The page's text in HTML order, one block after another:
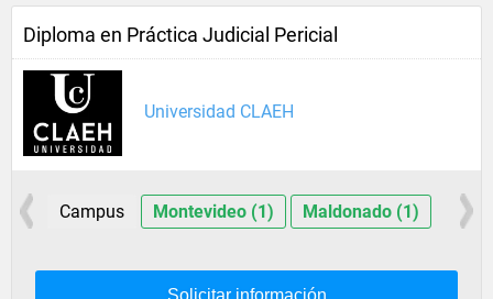
Diploma en Práctica Judicial Pericial
Universidad CLAEH
Campus Montevideo (1) Maldonado (1)
Solicitar información